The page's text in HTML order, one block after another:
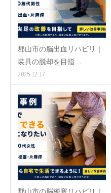
郡山市の脳出血リハビリ｜
装具の脱却を目指…
2025.12.17
郡山市の脳梗塞リハビリ｜